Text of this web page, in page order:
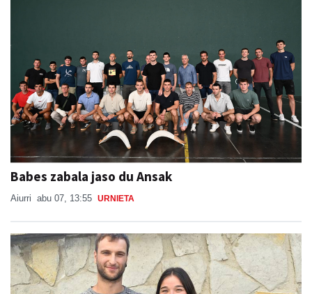
Babes zabala jaso du Ansak
Aiurri abu 07, 13:55 URNIETA